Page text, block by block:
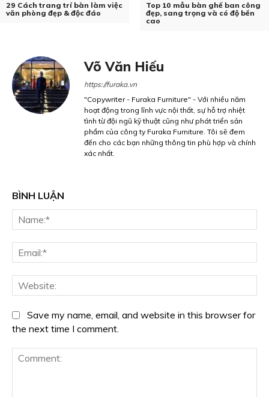
29 Cách trang trí bàn làm việc
văn phòng đẹp & độc đáo
Top 10 mẫu bàn ghế ban công
đẹp, sang trọng và có độ bền
cao
Võ Văn Hiếu
https://furaka.vn
"Copywriter - Furaka Furniture" - Với nhiều năm
hoạt động trong lĩnh vực nội thất, sự hỗ trợ nhiệt
tình từ đội ngũ kỹ thuật cũng như phát triển sản
phẩm của công ty Furaka Furniture. Tôi sẽ đem
đến cho các bạn những thông tin phù hợp và chính
xác nhất.
BÌNH LUẬN
Save my name, email, and website in this browser for
the next time I comment.